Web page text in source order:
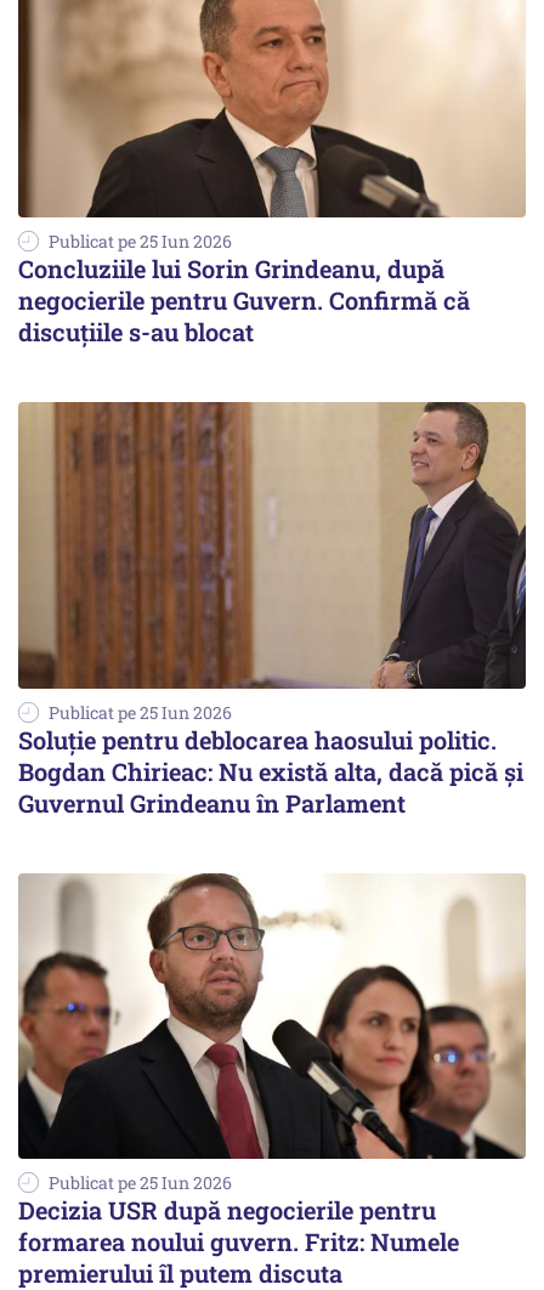
Publicat pe 25 Iun 2026
Concluziile lui Sorin Grindeanu, după
negocierile pentru Guvern. Confirmă că
discuțiile s-au blocat
Publicat pe 25 Iun 2026
Soluție pentru deblocarea haosului politic.
Bogdan Chirieac: Nu există alta, dacă pică și
Guvernul Grindeanu în Parlament
Publicat pe 25 Iun 2026
Decizia USR după negocierile pentru
formarea noului guvern. Fritz: Numele
premierului îl putem discuta